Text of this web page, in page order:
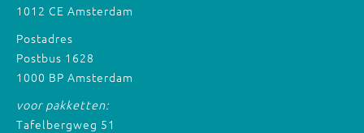
1012 CE Amsterdam
Postadres
Postbus 1628
1000 BP Amsterdam
voor pakketten:
Tafelbergweg 51